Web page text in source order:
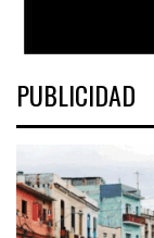
PUBLICIDAD